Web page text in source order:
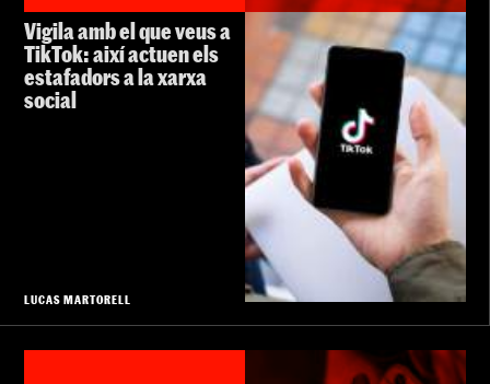
Vigila amb el que veus a
TikTok: així actuen els
estafadors a la xarxa
social
LUCAS MARTORELL